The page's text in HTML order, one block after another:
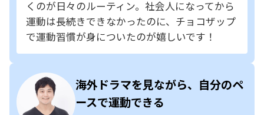
くのが日々のルーティン。社会人になってから
運動は長続きできなかったのに、チョコザップ
で運動習慣が身についたのが嬉しいです！
海外ドラマを見ながら、自分のペ
ースで運動できる